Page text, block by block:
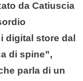
da Catiuscia
digital store dal
di spine”,
parla di un